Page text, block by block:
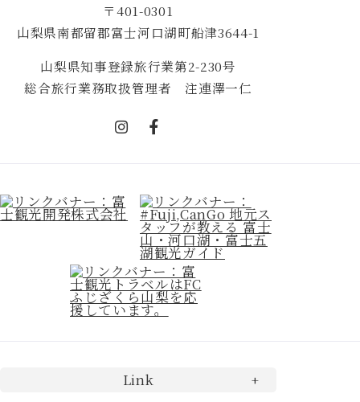
〒401-0301
山梨県南都留郡富士河口湖町船津3644-1
山梨県知事登録旅行業第2-230号
総合旅行業務取扱管理者 注連澤一仁
Link